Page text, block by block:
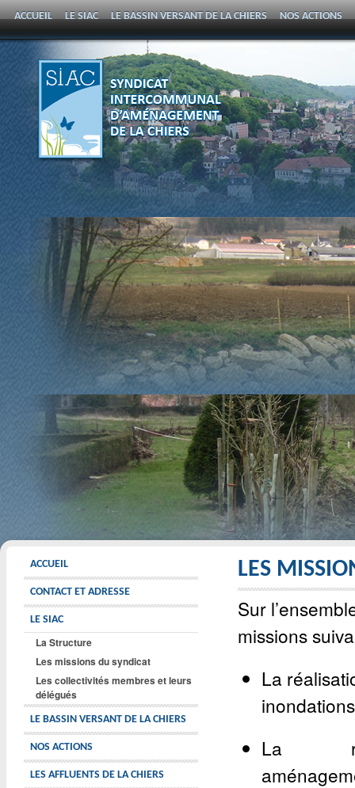
ACCUEIL LE SIAC LE BASSIN VERSANT DE LA CHIERS NOS ACTIONS
PROGRAMME PLURIANNUEL D’ENTRETIEN DE LA CHIERS
SYNDICAT
INTERCOMMUNAL
D'AMÉNAGEMENT DE LA
CHIERS
ACCUEIL
CONTACT ET ADRESSE
LE SIAC
La Structure
Les missions du syndicat
Les collectivités membres et leurs
délégués
LE BASSIN VERSANT DE LA CHIERS
NOS ACTIONS
LES AFFLUENTS DE LA CHIERS
LES
Sur
missions
La
La